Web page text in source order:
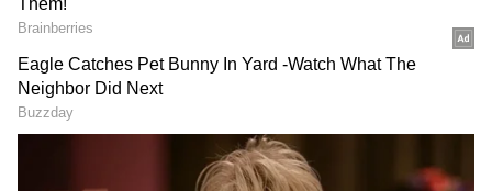
ಕ್ರಿಕೆಟ್ ಮತ್ತು ಕ್ರೀಡಾ ಜಗತ್ತಿನ (Sports News in
Kannada) ಕ್ಷಣಕ್ಷಣದ ಕನ್ನಡ ಸುದ್ದಿ ಅಪ್ಡೇಟ್‌ಗಳಿಗಾಗಿ
ಏಷ್ಯಾನೆಟ್ ಸುವರ್ಣ ನ್ಯೂಸ್‌ ಫಾಲೋ ಮಾಡಿ.
ಸೇರಿದಂತೆ ಟೀಂ ಇಂಡಿಯಾದ ಬ್ರೇಕಿಂಗ್ ಸುದ್ದಿ
Cricket News in Kannada), ವಿಶೇಷ ವರದಿಗಳು